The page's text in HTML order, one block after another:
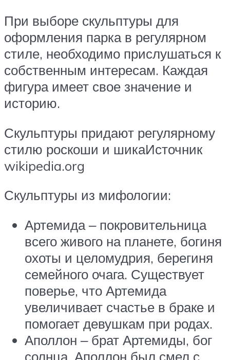
При выборе скульптуры для
оформления парка в регулярном
стиле, необходимо прислушаться к
собственным интересам. Каждая
фигура имеет свое значение и
историю.
Скульптуры придают регулярному
стилю роскоши и шикаИсточник
wikipedia.org
Скульптуры из мифологии:
Артемида ‒ покровительница
всего живого на планете, богиня
охоты и целомудрия, берегиня
семейного очага. Существует
поверье, что Артемида
увеличивает счастье в браке и
помогает девушкам при родах.
Аполлон ‒ брат Артемиды, бог
солнца. Аполлон был смел с